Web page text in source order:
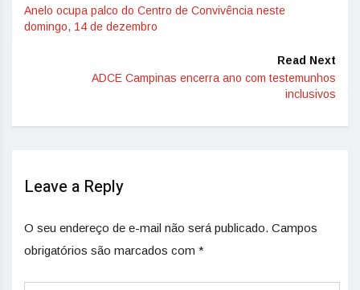
Anelo ocupa palco do Centro de Convivência neste
domingo, 14 de dezembro
Read Next
ADCE Campinas encerra ano com testemunhos
inclusivos
Leave a Reply
O seu endereço de e-mail não será publicado. Campos
obrigatórios são marcados com *